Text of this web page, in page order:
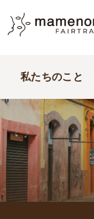
私たちのこと